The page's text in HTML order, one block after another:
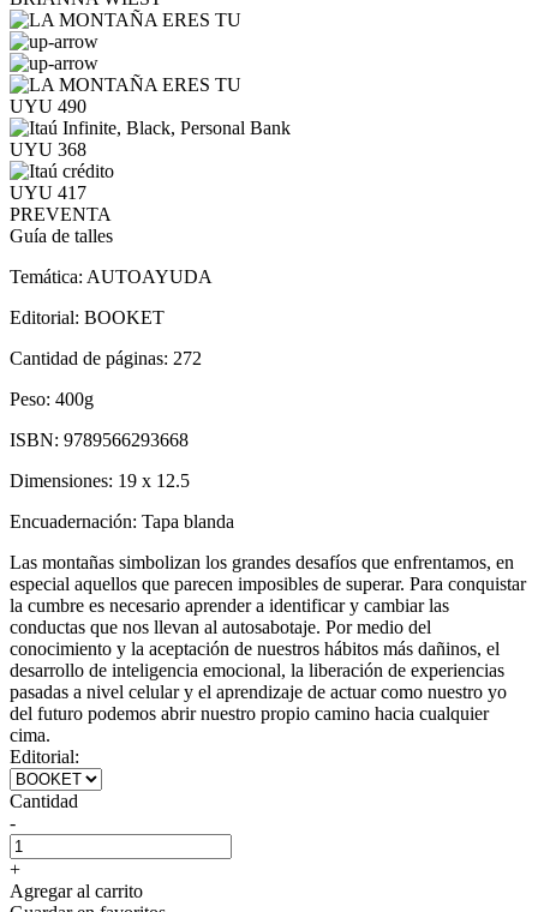
UYU 490
UYU 368
UYU 417
PREVENTA
Guía de talles
Temática: AUTOAYUDA
Editorial: BOOKET
Cantidad de páginas: 272
Peso: 400g
ISBN: 9789566293668
Dimensiones: 19 x 12.5
Encuadernación: Tapa blanda
Las montañas simbolizan los grandes desafíos que enfrentamos, en
especial aquellos que parecen imposibles de superar. Para conquistar
la cumbre es necesario aprender a identificar y cambiar las
conductas que nos llevan al autosabotaje. Por medio del
conocimiento y la aceptación de nuestros hábitos más dañinos, el
desarrollo de inteligencia emocional, la liberación de experiencias
pasadas a nivel celular y el aprendizaje de actuar como nuestro yo
del futuro podemos abrir nuestro propio camino hacia cualquier
cima.
Editorial:
Cantidad
-
+
Agregar al carrito